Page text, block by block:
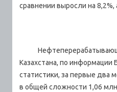
сравнении выросли на 8,2%,
Казахстана, по информации
статистики, за первые два
в общей сложности 1,06